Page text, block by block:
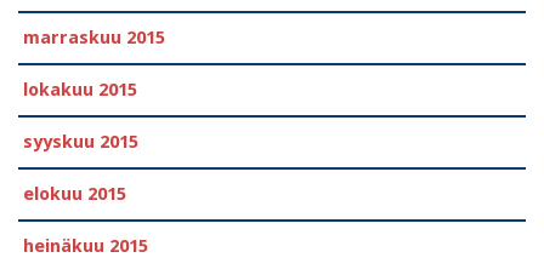
marraskuu 2015
lokakuu 2015
syyskuu 2015
elokuu 2015
heinäkuu 2015